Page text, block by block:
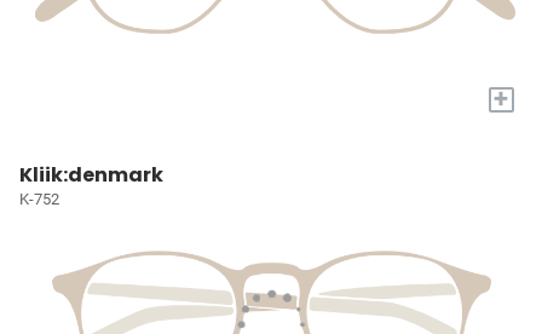
+
Kliik:denmark
K-752